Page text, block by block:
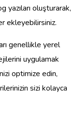
yazıları oluşturarak,
ekleyebilirsiniz.
genellikle yerel
uygulamak
optimize edin,
sizi kolayca